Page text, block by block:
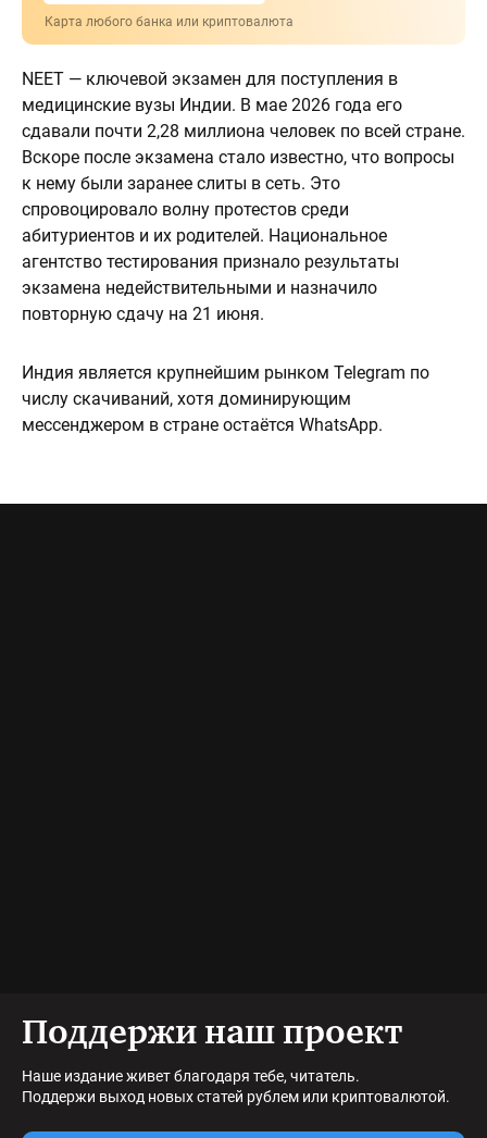
Карта любого банка или криптовалюта
NEET — ключевой экзамен для поступления в
медицинские вузы Индии. В мае 2026 года его
сдавали почти 2,28 миллиона человек по всей стране.
Вскоре после экзамена стало известно, что вопросы
к нему были заранее слиты в сеть. Это
спровоцировало волну протестов среди
абитуриентов и их родителей. Национальное
агентство тестирования признало результаты
экзамена недействительными и назначило
повторную сдачу на 21 июня.
Индия является крупнейшим рынком Telegram по
числу скачиваний, хотя доминирующим
мессенджером в стране остаётся WhatsApp.
Поддержи наш проект
Наше издание живет благодаря тебе, читатель.
Поддержи выход новых статей рублем или криптовалютой.